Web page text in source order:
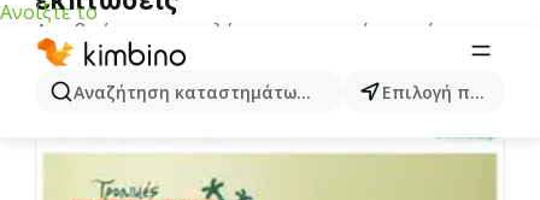
Ανοίξτε το
Αναζήτηση καταστημάτων, κατηγοριών, προϊόντων...
Επιλογή πόλης
Δεν βρήκαμε αποτελέσματα για αυτόν τον όρο.
Άλλα φυλλάδια από την κατηγορία